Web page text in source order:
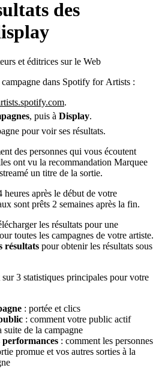
des
et éditrices sur le Web
dans Spotify for Artists :
.
, puis à Display.
pour voir ses résultats.
des personnes qui vous écoutent
ont vu la recommandation Marquee
un titre de la sortie.
heures après le début de votre
sont prêts 2 semaines après la fin.
les résultats pour une
toutes les campagnes de votre artiste.
résultats pour obtenir les résultats sous
3 statistiques principales pour votre
: portée et clics
: comment votre public actif
suite de la campagne
: comment les personnes
promue et vos autres sorties à la